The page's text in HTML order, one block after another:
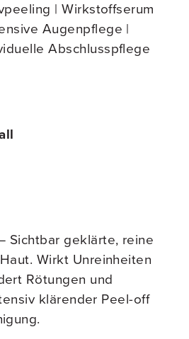
| Wirkstoffserum
Augenpflege |
Abschlusspflege
Sichtbar geklärte, reine
Wirkt Unreinheiten
Rötungen und
klärender Peel-off